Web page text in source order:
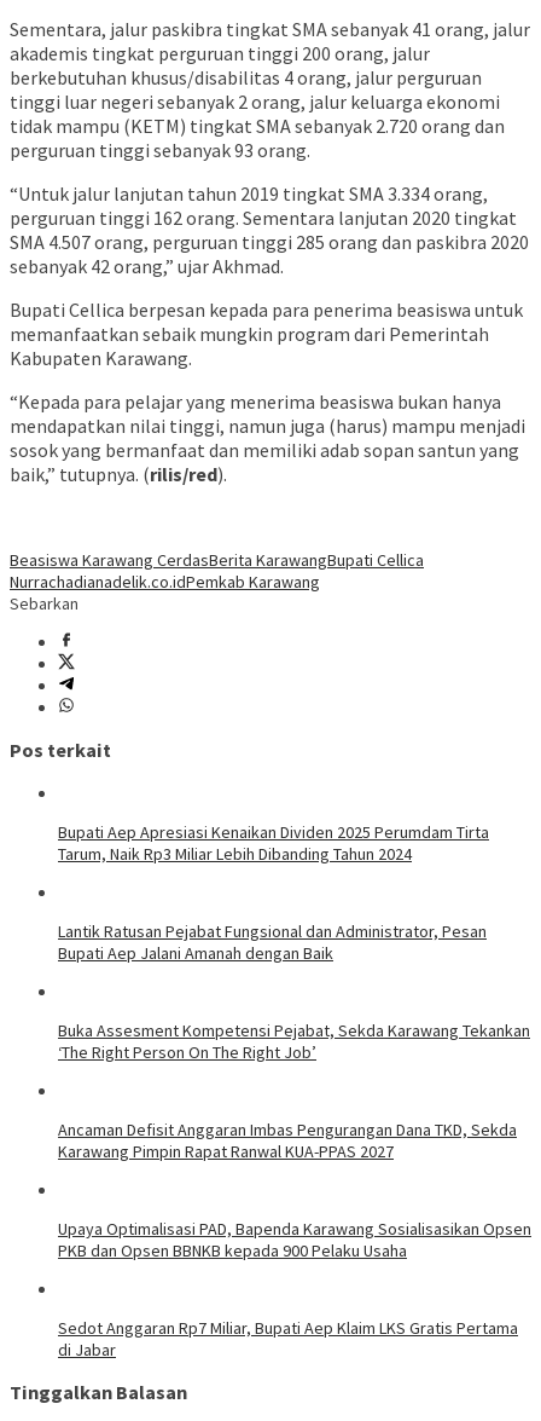
Sementara, jalur paskibra tingkat SMA sebanyak 41 orang, jalur
akademis tingkat perguruan tinggi 200 orang, jalur
berkebutuhan khusus/disabilitas 4 orang, jalur perguruan
tinggi luar negeri sebanyak 2 orang, jalur keluarga ekonomi
tidak mampu (KETM) tingkat SMA sebanyak 2.720 orang dan
perguruan tinggi sebanyak 93 orang.
“Untuk jalur lanjutan tahun 2019 tingkat SMA 3.334 orang,
perguruan tinggi 162 orang. Sementara lanjutan 2020 tingkat
SMA 4.507 orang, perguruan tinggi 285 orang dan paskibra 2020
sebanyak 42 orang,” ujar Akhmad.
Bupati Cellica berpesan kepada para penerima beasiswa untuk
memanfaatkan sebaik mungkin program dari Pemerintah
Kabupaten Karawang.
“Kepada para pelajar yang menerima beasiswa bukan hanya
mendapatkan nilai tinggi, namun juga (harus) mampu menjadi
sosok yang bermanfaat dan memiliki adab sopan santun yang
baik,” tutupnya. (rilis/red).
Beasiswa Karawang CerdasBerita KarawangBupati Cellica
Nurrachadianadelik.co.idPemkab Karawang
Sebarkan
Pos terkait
Bupati Aep Apresiasi Kenaikan Dividen 2025 Perumdam Tirta
Tarum, Naik Rp3 Miliar Lebih Dibanding Tahun 2024
Lantik Ratusan Pejabat Fungsional dan Administrator, Pesan
Bupati Aep Jalani Amanah dengan Baik
Buka Assesment Kompetensi Pejabat, Sekda Karawang Tekankan
‘The Right Person On The Right Job’
Ancaman Defisit Anggaran Imbas Pengurangan Dana TKD, Sekda
Karawang Pimpin Rapat Ranwal KUA-PPAS 2027
Upaya Optimalisasi PAD, Bapenda Karawang Sosialisasikan Opsen
PKB dan Opsen BBNKB kepada 900 Pelaku Usaha
Sedot Anggaran Rp7 Miliar, Bupati Aep Klaim LKS Gratis Pertama
di Jabar
Tinggalkan Balasan